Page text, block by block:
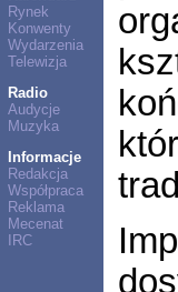
Rynek
Konwenty
Wydarzenia
Telewizja
Radio
Audycje
Muzyka
Informacje
Redakcja
Współpraca
Reklama
Mecenat
IRC